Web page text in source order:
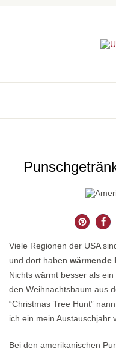
Viele Regionen der USA
und dort haben wärmende
Nichts wärmt besser als
den Weihnachtsbaum aus
“Christmas Tree Hunt”
ich ein mein Austauschjahr
Bei den amerikanischen